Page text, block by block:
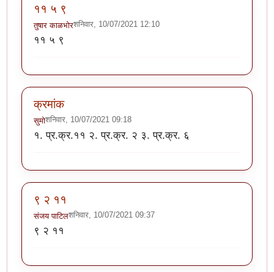
११ ५ ९
तुषार काळभोरशनिवार, 10/07/2021 12:10
११ ५ ९
क्रमांक
सुमोशनिवार, 10/07/2021 09:18
१. प्र.क्र.११ २. प्र.क्र. २ ३. प्र.क्र. ६
९ २ ११
संजय पाटिलशनिवार, 10/07/2021 09:37
९ २ ११